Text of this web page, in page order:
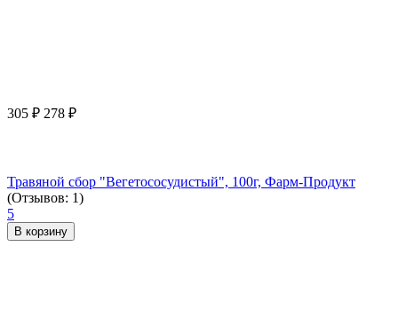
305 ₽ 278 ₽
Травяной сбор "Вегетососудистый", 100г, Фарм-Продукт
(Отзывов: 1)
5
В корзину